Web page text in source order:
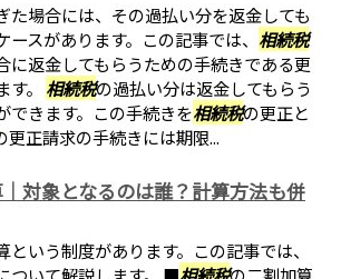
た場合には、その過払い分を返金しても
ースがあります。この記事では、 相続税
に返金してもらうための手続きである更
。 相続税の過払い分は返金してもらう
できます。この手続きを相続税の更正と
更正請求の手続きには期限...
対象となるのは誰？計算方法も併
という制度があります。この記事では、